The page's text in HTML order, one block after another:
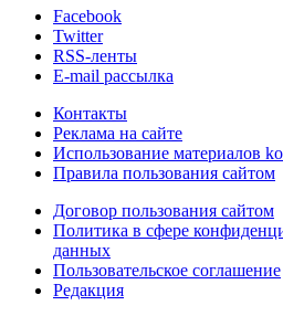
Facebook
Twitter
RSS-ленты
E-mail рассылка
Контакты
Реклама на сайте
Использование материалов
Правила пользования сайтом
Договор пользования сайтом
Политика в сфере
данных
Пользовательское соглашение
Редакция